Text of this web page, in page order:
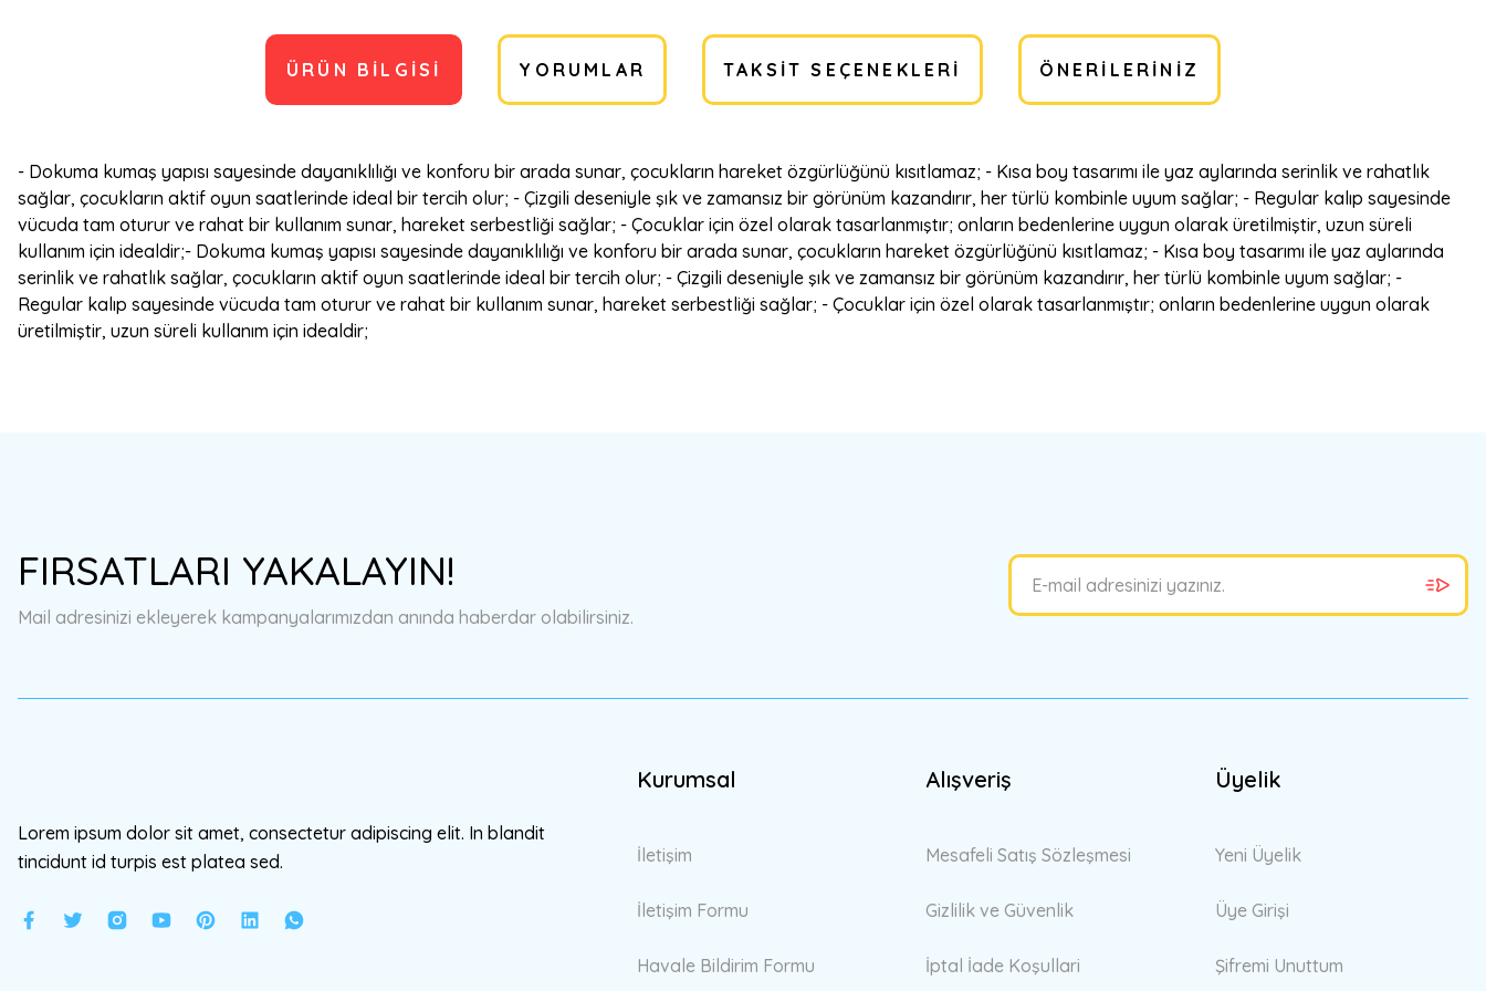
ÜRÜN BILGISI YORUMLAR TAKSIT SEÇENEKLERI ÖNERILERINIZ
- Dokuma kumaş yapısı sayesinde dayanıklılığı ve konforu bir arada sunar, çocukların hareket özgürlüğünü kısıtlamaz; - Kısa boy tasarımı ile yaz aylarında serinlik ve rahatlık
sağlar, çocukların aktif oyun saatlerinde ideal bir tercih olur; - Çizgili deseniyle şık ve zamansız bir görünüm kazandırır, her türlü kombinle uyum sağlar; - Regular kalıp sayesinde
vücuda tam oturur ve rahat bir kullanım sunar, hareket serbestliği sağlar; - Çocuklar için özel olarak tasarlanmıştır; onların bedenlerine uygun olarak üretilmiştir, uzun süreli
kullanım için idealdir;- Dokuma kumaş yapısı sayesinde dayanıklılığı ve konforu bir arada sunar, çocukların hareket özgürlüğünü kısıtlamaz; - Kısa boy tasarımı ile yaz aylarında
serinlik ve rahatlık sağlar, çocukların aktif oyun saatlerinde ideal bir tercih olur; - Çizgili deseniyle şık ve zamansız bir görünüm kazandırır, her türlü kombinle uyum sağlar; -
Regular kalıp sayesinde vücuda tam oturur ve rahat bir kullanım sunar, hareket serbestliği sağlar; - Çocuklar için özel olarak tasarlanmıştır; onların bedenlerine uygun olarak
üretilmiştir, uzun süreli kullanım için idealdir;
Ürün açıklamasında eksik bilgiler bulunuyor.
Ürün fiyatı diğer sitelerden daha pahalı.
FIRSATLARI YAKALAYIN!
Mail adresinizi ekleyerek kampanyalarımızdan anında haberdar olabilirsiniz.
Lorem ipsum dolor sit amet, consectetur adipiscing elit. In blandit
tincidunt id turpis est platea sed.
Kurumsal
İletişim
İletişim Formu
Havale Bildirim Formu
Alışveriş
Mesafeli Satış Sözleşmesi
Gizlilik ve Güvenlik
İptal İade Koşullari
Üyelik
Yeni Üyelik
Üye Girişi
Şifremi Unuttum